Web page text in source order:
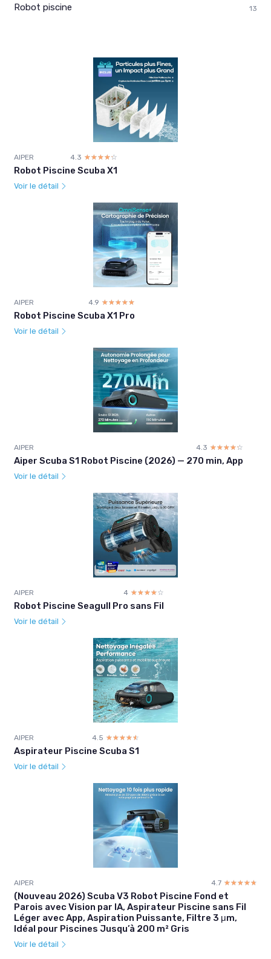
Robot piscine 13
AIPER 4.3 ☆☆☆☆☆
★★★★★
Robot Piscine Scuba X1
Voir le détail
AIPER 4.9 ☆☆☆☆☆
★★★★★
Robot Piscine Scuba X1 Pro
Voir le détail
AIPER 4.3 ☆☆☆☆☆
★★★★★
Aiper Scuba S1 Robot Piscine (2026) — 270 min, App
Voir le détail
AIPER 4 ☆☆☆☆☆
★★★★★
Robot Piscine Seagull Pro sans Fil
Voir le détail
AIPER 4.5 ☆☆☆☆☆
★★★★★
Aspirateur Piscine Scuba S1
Voir le détail
AIPER 4.7 ☆☆☆☆☆
★★★★★
(Nouveau 2026) Scuba V3 Robot Piscine Fond et
Parois avec Vision par IA, Aspirateur Piscine sans Fil
Léger avec App, Aspiration Puissante, Filtre 3 μm,
Idéal pour Piscines Jusqu’à 200 m² Gris
Voir le détail